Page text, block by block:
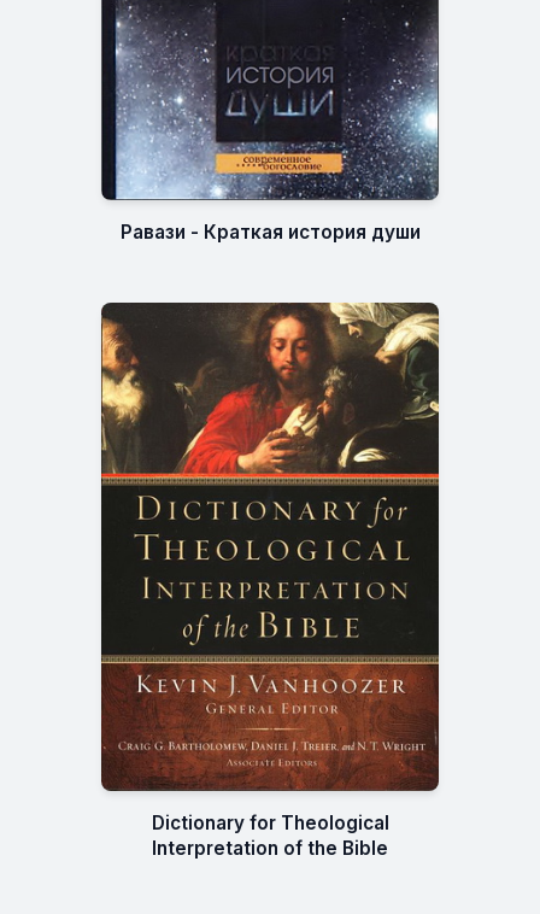
Равази - Краткая история души
Dictionary for Theological
Interpretation of the Bible